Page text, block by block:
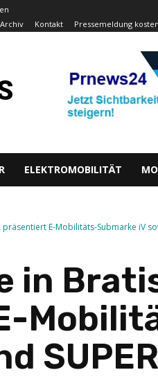
Kontakt Pressemeldung
ELEKTROMOBILITÄT
E-Mobilitäts-Submarke iV
in